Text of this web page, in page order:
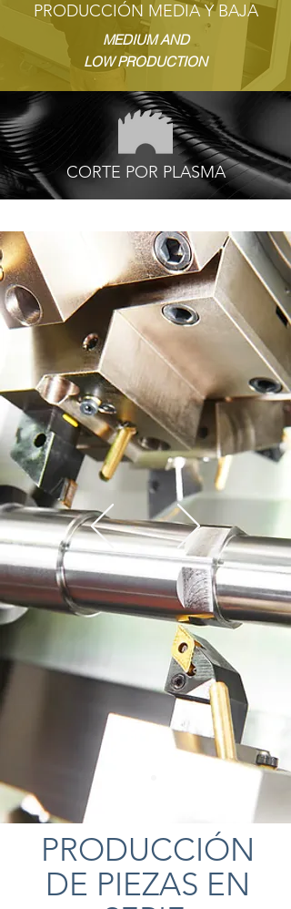
PRODUCCIÓN MEDIA Y BAJA
MEDIUM AND
LOW PRODUCTION
CORTE POR PLASMA
PRODUCCIÓN
DE PIEZAS EN